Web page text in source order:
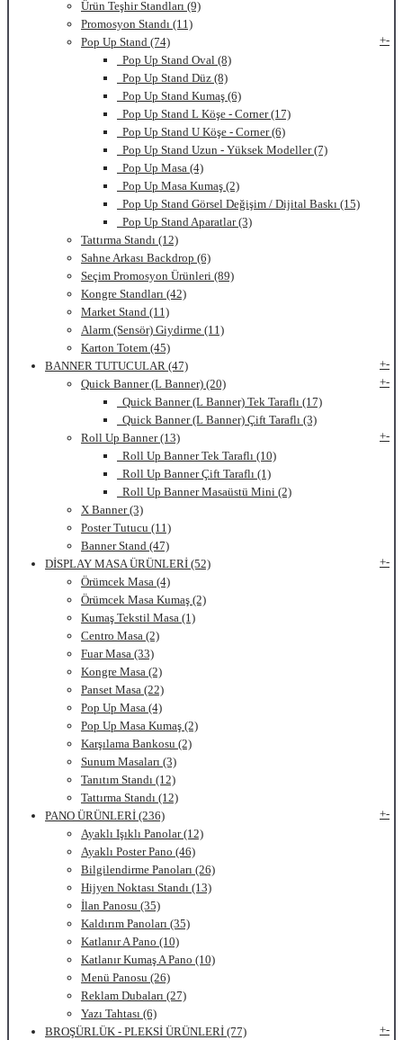
Ürün Teşhir Standları (9)
Promosyon Standı (11)
Pop Up Stand (74)
+-
Pop Up Stand Oval (8)
Pop Up Stand Düz (8)
Pop Up Stand Kumaş (6)
Pop Up Stand L Köşe - Corner (17)
Pop Up Stand U Köşe - Corner (6)
Pop Up Stand Uzun - Yüksek Modeller (7)
Pop Up Masa (4)
Pop Up Masa Kumaş (2)
Pop Up Stand Görsel Değişim / Dijital Baskı (15)
Pop Up Stand Aparatlar (3)
Tattırma Standı (12)
Sahne Arkası Backdrop (6)
Seçim Promosyon Ürünleri (89)
Kongre Standları (42)
Market Stand (11)
Alarm (Sensör) Giydirme (11)
Karton Totem (45)
BANNER TUTUCULAR (47)
+-
Quick Banner (L Banner) (20)
+-
Quick Banner (L Banner) Tek Taraflı (17)
Quick Banner (L Banner) Çift Taraflı (3)
Roll Up Banner (13)
+-
Roll Up Banner Tek Taraflı (10)
Roll Up Banner Çift Taraflı (1)
Roll Up Banner Masaüstü Mini (2)
X Banner (3)
Poster Tutucu (11)
Banner Stand (47)
DİSPLAY MASA ÜRÜNLERİ (52)
+-
Örümcek Masa (4)
Örümcek Masa Kumaş (2)
Kumaş Tekstil Masa (1)
Centro Masa (2)
Fuar Masa (33)
Kongre Masa (2)
Panset Masa (22)
Pop Up Masa (4)
Pop Up Masa Kumaş (2)
Karşılama Bankosu (2)
Sunum Masaları (3)
Tanıtım Standı (12)
Tattırma Standı (12)
PANO ÜRÜNLERİ (236)
+-
Ayaklı Işıklı Panolar (12)
Ayaklı Poster Pano (46)
Bilgilendirme Panoları (26)
Hijyen Noktası Standı (13)
İlan Panosu (35)
Kaldırım Panoları (35)
Katlanır A Pano (10)
Katlanır Kumaş A Pano (10)
Menü Panosu (26)
Reklam Dubaları (27)
Yazı Tahtası (6)
BROŞÜRLÜK - PLEKSİ ÜRÜNLERİ (77)
+-